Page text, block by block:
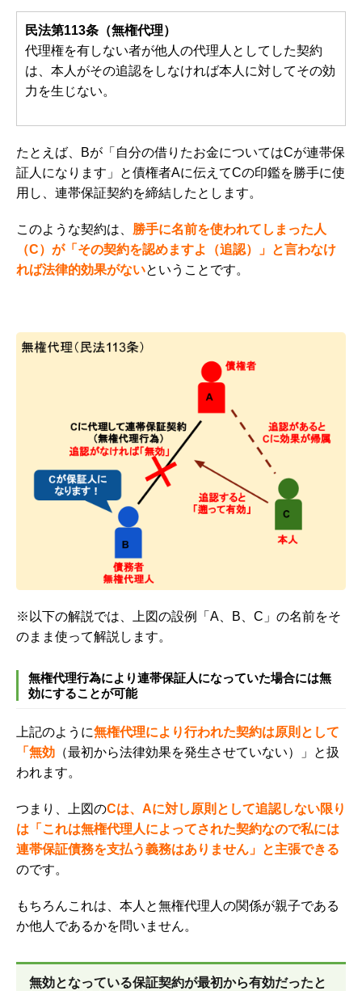
民法第113条（無権代理）
代理権を有しない者が他人の代理人としてした契約
は、本人がその追認をしなければ本人に対してその効
力を生じない。
たとえば、Bが「自分の借りたお金についてはCが連帯保
証人になります」と債権者Aに伝えてCの印鑑を勝手に使
用し、連帯保証契約を締結したとします。
このような契約は、 勝手に名前を使われてしまった人
（C）が「その契約を認めますよ（追認）」と言わなけ
れば法律的効果がないということです。
※以下の解説では、上図の設例「A、B、C」の名前をそ
のまま使って解説します。
無権代理行為により連帯保証人になっていた場合には無
効にすることが可能
上記のように無権代理により行われた契約は原則として
「無効 （最初から法律効果を発生させていない）」と扱
われます。
つまり、上図のCは、Aに対し原則として追認しない限り
は「これは無権代理人によってされた契約なので私には
連帯保証債務を支払う義務はありません」と主張できる
のです。
もちろんこれは、本人と無権代理人の関係が親子である
か他人であるかを問いません。
無効となっている保証契約が最初から有効だったと